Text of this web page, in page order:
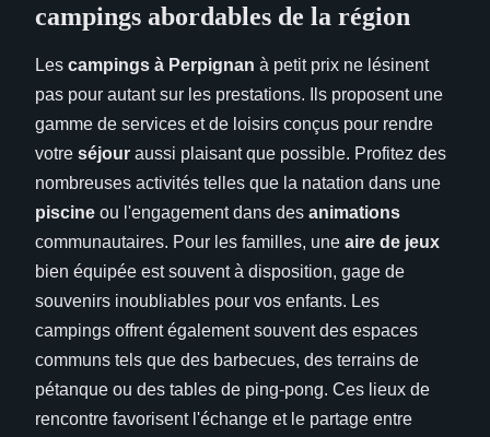
campings abordables de la région
Les campings à Perpignan à petit prix ne lésinent
pas pour autant sur les prestations. Ils proposent une
gamme de services et de loisirs conçus pour rendre
votre séjour aussi plaisant que possible. Profitez des
nombreuses activités telles que la natation dans une
piscine ou l'engagement dans des animations
communautaires. Pour les familles, une aire de jeux
bien équipée est souvent à disposition, gage de
souvenirs inoubliables pour vos enfants. Les
campings offrent également souvent des espaces
communs tels que des barbecues, des terrains de
pétanque ou des tables de ping-pong. Ces lieux de
rencontre favorisent l'échange et le partage entre